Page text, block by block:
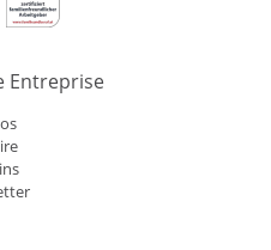
Entreprise